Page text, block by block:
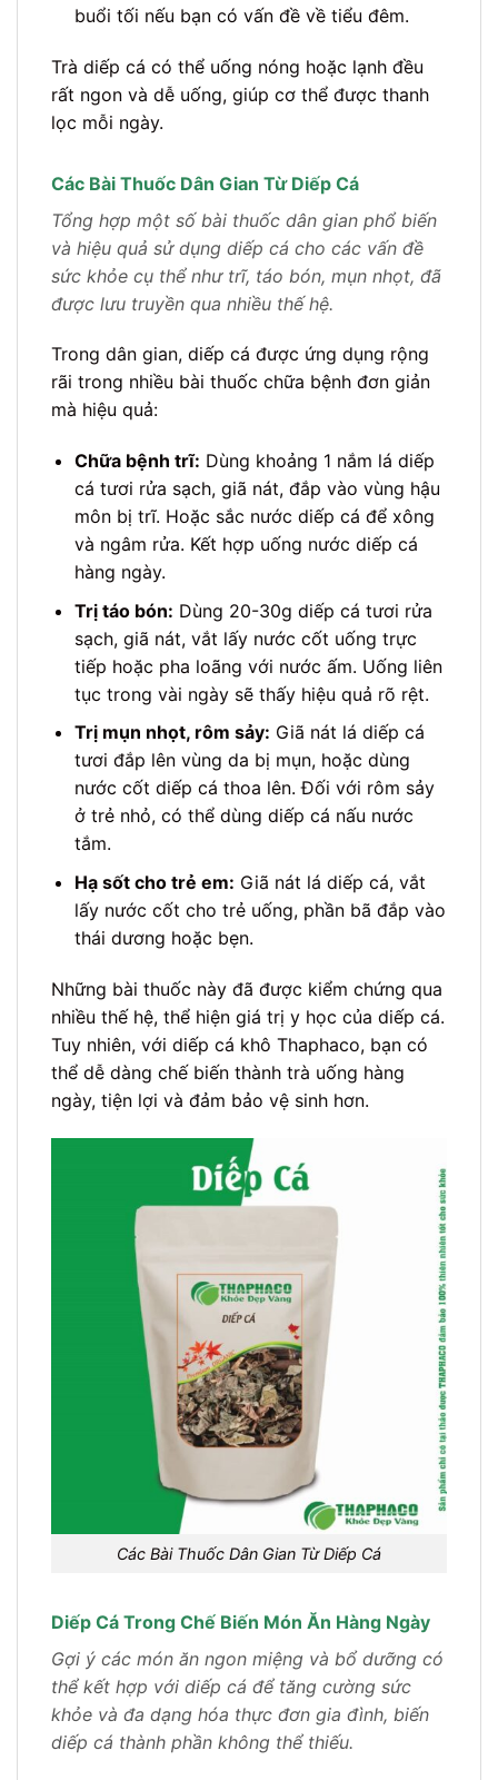
buổi tối nếu bạn có vấn đề về tiểu đêm.
Trà diếp cá có thể uống nóng hoặc lạnh đều
rất ngon và dễ uống, giúp cơ thể được thanh
lọc mỗi ngày.
Các Bài Thuốc Dân Gian Từ Diếp Cá
Tổng hợp một số bài thuốc dân gian phổ biến
và hiệu quả sử dụng diếp cá cho các vấn đề
sức khỏe cụ thể như trĩ, táo bón, mụn nhọt, đã
được lưu truyền qua nhiều thế hệ.
Trong dân gian, diếp cá được ứng dụng rộng
rãi trong nhiều bài thuốc chữa bệnh đơn giản
mà hiệu quả:
Chữa bệnh trĩ: Dùng khoảng 1 nắm lá diếp
cá tươi rửa sạch, giã nát, đắp vào vùng hậu
môn bị trĩ. Hoặc sắc nước diếp cá để xông
và ngâm rửa. Kết hợp uống nước diếp cá
hàng ngày.
Trị táo bón: Dùng 20-30g diếp cá tươi rửa
sạch, giã nát, vắt lấy nước cốt uống trực
tiếp hoặc pha loãng với nước ấm. Uống liên
tục trong vài ngày sẽ thấy hiệu quả rõ rệt.
Trị mụn nhọt, rôm sảy: Giã nát lá diếp cá
tươi đắp lên vùng da bị mụn, hoặc dùng
nước cốt diếp cá thoa lên. Đối với rôm sảy
ở trẻ nhỏ, có thể dùng diếp cá nấu nước
tắm.
Hạ sốt cho trẻ em: Giã nát lá diếp cá, vắt
lấy nước cốt cho trẻ uống, phần bã đắp vào
thái dương hoặc bẹn.
Những bài thuốc này đã được kiểm chứng qua
nhiều thế hệ, thể hiện giá trị y học của diếp cá.
Tuy nhiên, với diếp cá khô Thaphaco, bạn có
thể dễ dàng chế biến thành trà uống hàng
ngày, tiện lợi và đảm bảo vệ sinh hơn.
Các Bài Thuốc Dân Gian Từ Diếp Cá
Diếp Cá Trong Chế Biến Món Ăn Hàng Ngày
Gợi ý các món ăn ngon miệng và bổ dưỡng có
thể kết hợp với diếp cá để tăng cường sức
khỏe và đa dạng hóa thực đơn gia đình, biến
diếp cá thành phần không thể thiếu.